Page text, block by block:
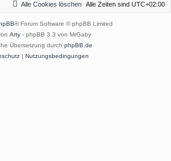
Alle Zeiten sind UTC+02:00
Alle Cookies löschen
® Forum Software © phpBB Limited
Arty - phpBB 3.3 von MrGaby
Übersetzung durch phpBB.de
| Nutzungsbedingungen